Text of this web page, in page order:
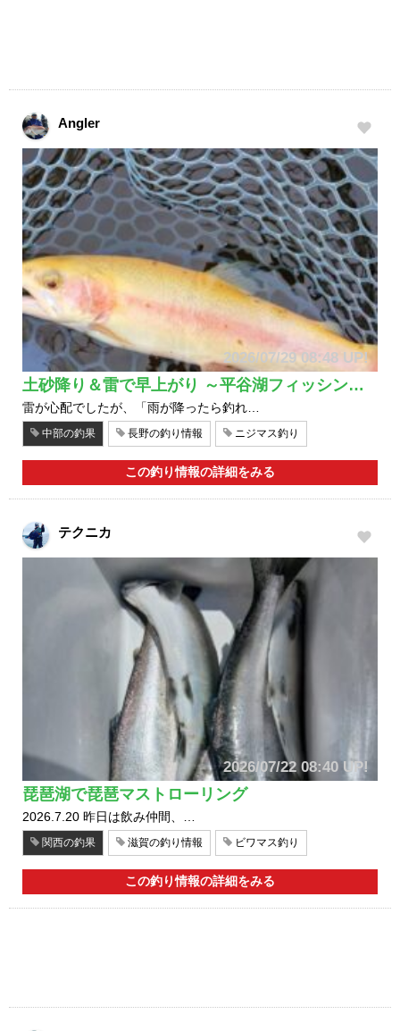
Angler
2026/07/29 08:48 UP!
土砂降り＆雷で早上がり ～平谷湖フィッシン…
雷が心配でしたが、「雨が降ったら釣れ…
中部の釣果 長野の釣り情報 ニジマス釣り
この釣り情報の詳細をみる
テクニカ
2026/07/22 08:40 UP!
琵琶湖で琵琶マストローリング
2026.7.20 昨日は飲み仲間、…
関西の釣果 滋賀の釣り情報 ビワマス釣り
この釣り情報の詳細をみる